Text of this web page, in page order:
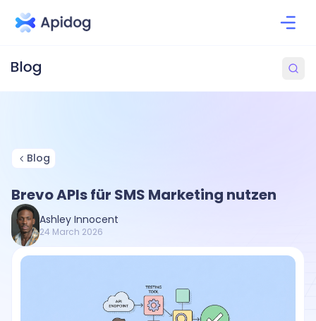
Blog
Brevo APIs für SMS Marketing nutzen
Ashley Innocent
24 March 2026